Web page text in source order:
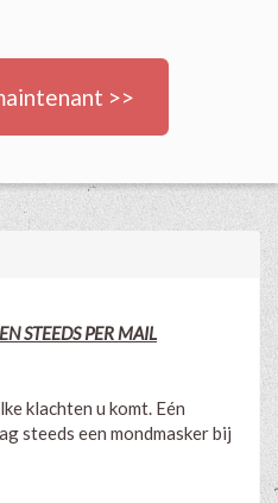
>>
STEEDS PER MAIL
klachten u komt. Eén
steeds een mondmasker bij